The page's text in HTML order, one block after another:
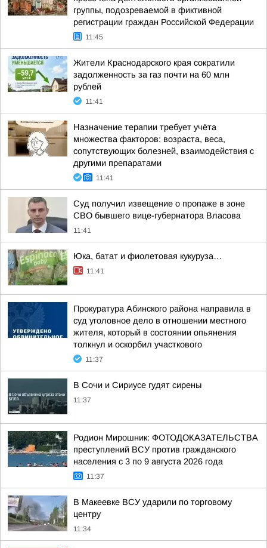
группы, подозреваемой в фиктивной
регистрации граждан Российской Федерации
11:45
Жители Краснодарского края сократили
задолженность за газ почти на 60 млн
рублей
11:41
Назначение терапии требует учёта
множества факторов: возраста, веса,
сопутствующих болезней, взаимодействия с
другими препаратами
11:41
Суд получил извещение о пропаже в зоне
СВО бывшего вице-губернатора Власова
11:41
Юка, батат и фиолетовая кукуруза…
11:41
Прокуратура Абинского района направила в
суд уголовное дело в отношении местного
жителя, который в состоянии опьянения
толкнул и оскорбил участкового
11:37
В Сочи и Сириусе гудят сирены
11:37
Родион Мирошник: ФОТОДОКАЗАТЕЛЬСТВА
преступлений ВСУ против гражданского
населения с 3 по 9 августа 2026 года
11:37
В Макеевке ВСУ ударили по торговому
центру
11:34